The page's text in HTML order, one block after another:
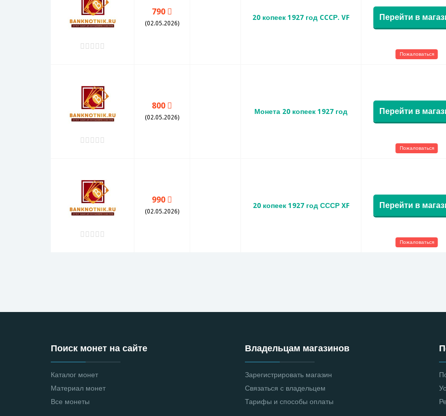
790
(02.05.2026)
20 копеек 1927 год CCCР. VF Перейти в
Пожаловаться
800
(02.05.2026)
Монета 20 копеек 1927 год Перейти в
Пожаловаться
990
(02.05.2026)
20 копеек 1927 год СССР XF Перейти в
Пожаловаться
Поиск монет на сайте
Каталог монет
Материал монет
Все монеты
Владельцам магазинов
Зарегистрировать магазин
Связаться с владельцем
Тарифы и способы оплаты